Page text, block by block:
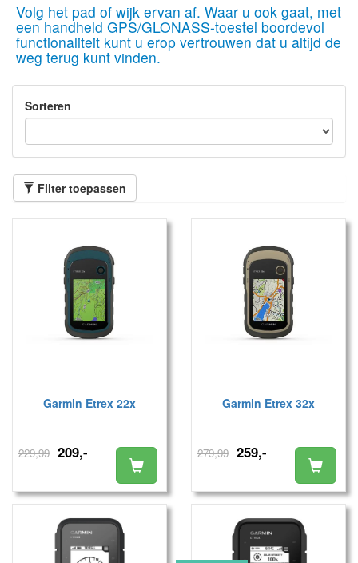
Volg het pad of wijk ervan af. Waar u ook gaat, met
een handheld GPS/GLONASS-toestel boordevol
functionaliteit kunt u erop vertrouwen dat u altijd de
weg terug kunt vinden.
Sorteren
Filter toepassen
Garmin Etrex 22x
229,99 209,-
Garmin Etrex 32x
279,99 259,-